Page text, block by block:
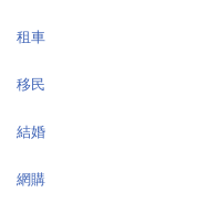
租車
移民
結婚
網購